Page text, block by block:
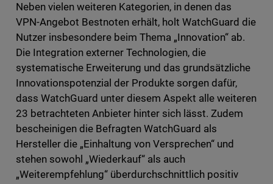
Neben vielen weiteren Kategorien, in denen das
VPN-Angebot Bestnoten erhält, holt WatchGuard die
Nutzer insbesondere beim Thema „Innovation“ ab.
Die Integration externer Technologien, die
systematische Erweiterung und das grundsätzliche
Innovationspotenzial der Produkte sorgen dafür,
dass WatchGuard unter diesem Aspekt alle weiteren
23 betrachteten Anbieter hinter sich lässt. Zudem
bescheinigen die Befragten WatchGuard als
Hersteller die „Einhaltung von Versprechen“ und
stehen sowohl „Wiederkauf“ als auch
„Weiterempfehlung“ überdurchschnittlich positiv